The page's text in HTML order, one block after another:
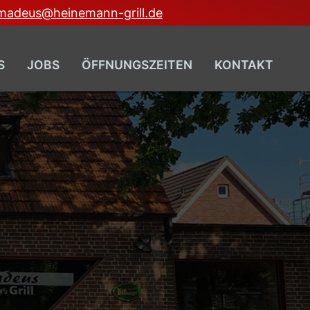
grill.de
JOBS ÖFFNUNGSZEITEN KONTAKT